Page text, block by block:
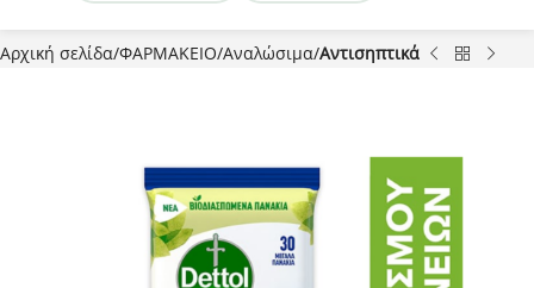
Αρχική σελίδα ΦΑΡΜΑΚΕΙΟ Αναλώσιμα Αντισηπτικά